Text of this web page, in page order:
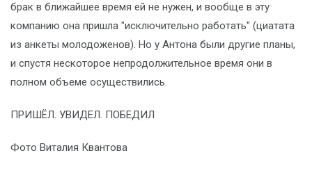
брак в ближайшее время ей не нужен, и вообще в эту
компанию она пришла "исключительно работать" (циатата
из анкеты молодоженов). Но у Антона были другие планы,
и спустя нескоторое непродолжительное время они в
полном объеме осуществились.
ПРИШЁЛ. УВИДЕЛ. ПОБЕДИЛ
Фото Виталия Квантова